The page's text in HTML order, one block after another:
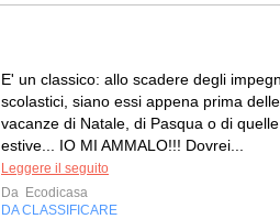
E' un classico: allo scadere degli
scolastici, siano essi appena prima delle
vacanze di Natale, di Pasqua o di quelle
estive... IO MI AMMALO!!! Dovrei...
Leggere il seguito
Da Ecodicasa
DA CLASSIFICARE